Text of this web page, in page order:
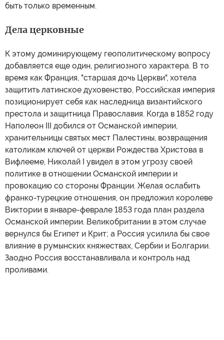
быть только временным.
Дела церковные
К этому доминирующему геополитическому вопросу
добавляется еще один, религиозного характера. В то
время как Франция, "старшая дочь Церкви", хотела
защитить латинское духовенство, Российская империя
позиционирует себя как наследница византийского
престола и защитница Православия. Когда в 1852 году
Наполеон III добился от Османской империи,
хранительницы святых мест Палестины, возвращения
католикам ключей от церкви Рождества Христова в
Вифлееме, Николай I увидел в этом угрозу своей
политике в отношении Османской империи и
провокацию со стороны Франции. Желая ослабить
франко-турецкие отношения, он предложил королеве
Виктории в январе-феврале 1853 года план раздела
Османской империи. Великобритании в этом случае
вернулся бы Египет и Крит; а Россия усилила бы свое
влияние в румынских княжествах, Сербии и Болгарии.
Заодно Россия восстанавливала и контроль над
проливами.